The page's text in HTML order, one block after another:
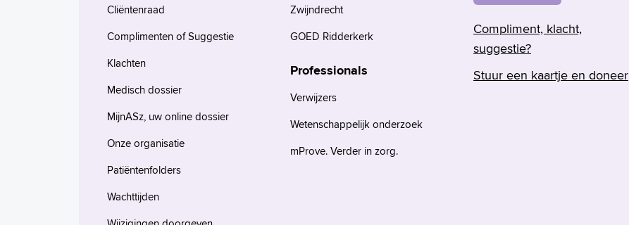
Compliment, klacht,
suggestie?
Stuur een kaartje en doneer
Cliëntenraad
Complimenten of Suggestie
Klachten
Medisch dossier
MijnASz, uw online dossier
Onze organisatie
Patiëntenfolders
Wachttijden
Zwijndrecht
GOED Ridderkerk
Professionals
Verwijzers
Wetenschappelijk onderzoek
mProve. Verder in zorg.